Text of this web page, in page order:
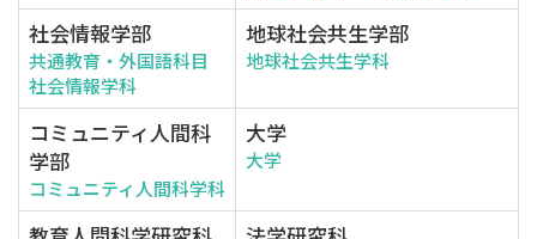
社会情報学部
共通教育・外国語科目
社会情報学科
地球社会共生学部
地球社会共生学科
コミュニティ人間科
学部
コミュニティ人間科学科
大学
大学